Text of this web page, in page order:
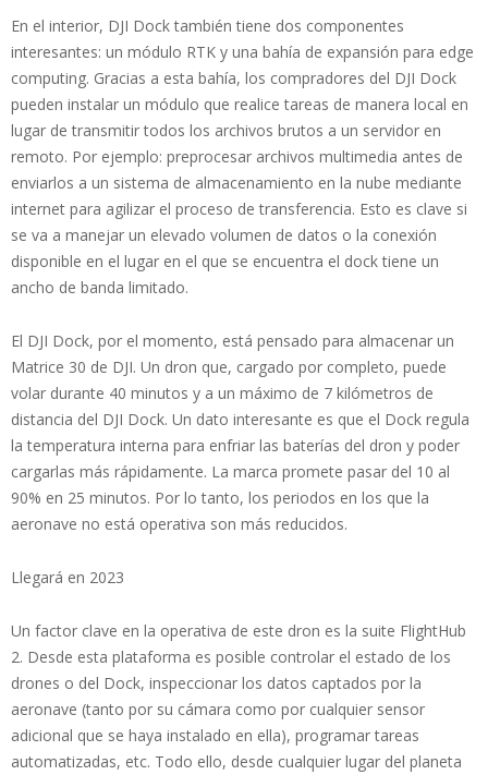
En el interior, DJI Dock también tiene dos componentes
interesantes: un módulo RTK y una bahía de expansión para edge
computing. Gracias a esta bahía, los compradores del DJI Dock
pueden instalar un módulo que realice tareas de manera local en
lugar de transmitir todos los archivos brutos a un servidor en
remoto. Por ejemplo: preprocesar archivos multimedia antes de
enviarlos a un sistema de almacenamiento en la nube mediante
internet para agilizar el proceso de transferencia. Esto es clave si
se va a manejar un elevado volumen de datos o la conexión
disponible en el lugar en el que se encuentra el dock tiene un
ancho de banda limitado.
El DJI Dock, por el momento, está pensado para almacenar un
Matrice 30 de DJI. Un dron que, cargado por completo, puede
volar durante 40 minutos y a un máximo de 7 kilómetros de
distancia del DJI Dock. Un dato interesante es que el Dock regula
la temperatura interna para enfriar las baterías del dron y poder
cargarlas más rápidamente. La marca promete pasar del 10 al
90% en 25 minutos. Por lo tanto, los periodos en los que la
aeronave no está operativa son más reducidos.
Llegará en 2023
Un factor clave en la operativa de este dron es la suite FlightHub
2. Desde esta plataforma es posible controlar el estado de los
drones o del Dock, inspeccionar los datos captados por la
aeronave (tanto por su cámara como por cualquier sensor
adicional que se haya instalado en ella), programar tareas
automatizadas, etc. Todo ello, desde cualquier lugar del planeta